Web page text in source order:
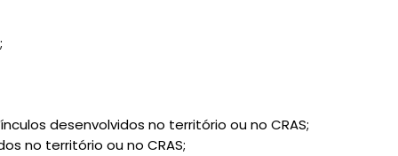
desenvolvidos no território ou no CRAS;
no território ou no CRAS;